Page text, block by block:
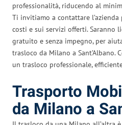
professionalità, riducendo al
Ti invitiamo a contattare
costi e sui servizi offerti.
gratuito e senza impegno, per
trasloco da Milano a Sant’Albano.
un trasloco professionale,
Trasporto
da Milano a